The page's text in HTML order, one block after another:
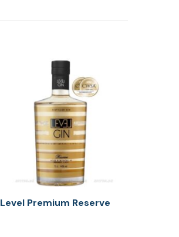
Level Premium Reserve